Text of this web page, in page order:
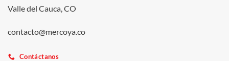
Valle del Cauca, CO
contacto@mercoya.co
Contáctanos